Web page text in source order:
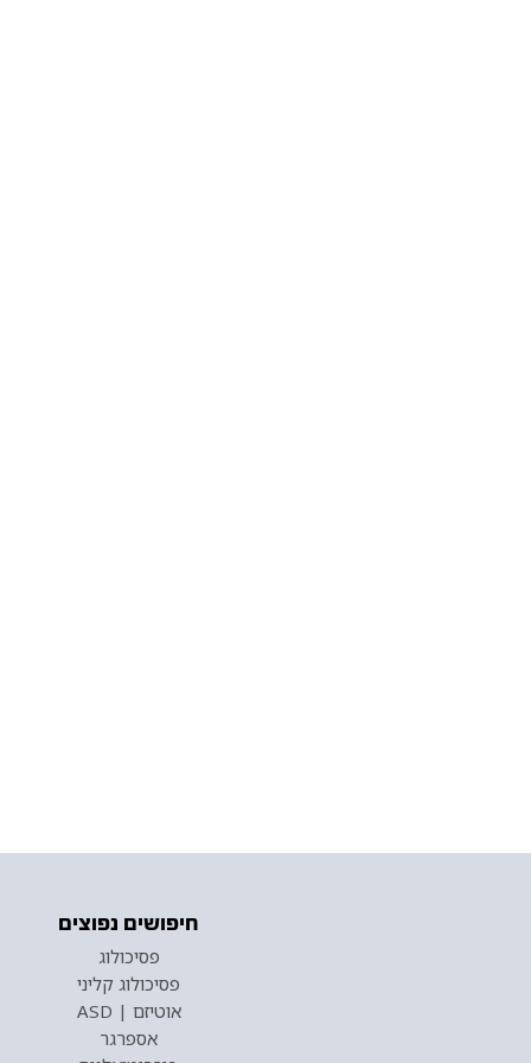
חיפושים נפוצים
פסיכולוג
פסיכולוג קליני
אוטיזם | ASD
אספרגר